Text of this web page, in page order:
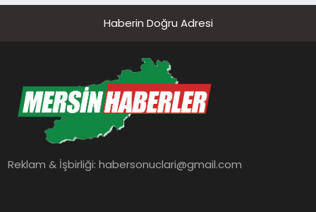
Haberin Doğru Adresi
Reklam & İşbirliği:habersonuclari@gmail.com